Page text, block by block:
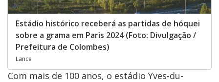
Estádio histórico receberá as partidas de hóquei
sobre a grama em Paris 2024 (Foto: Divulgação /
Prefeitura de Colombes)
Lance
Com mais de 100 anos, o estádio Yves-du-